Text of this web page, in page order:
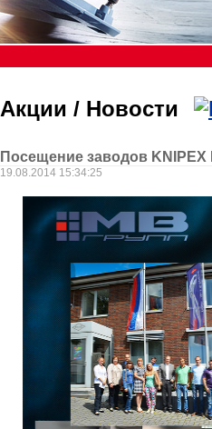
Акции / Новости
Посещение заводов KNIPEX
19.08.2014 15:34:25